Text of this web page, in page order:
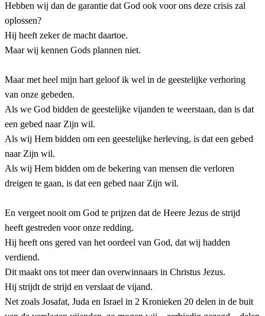
Hebben wij dan de garantie dat God ook voor ons deze crisis zal
oplossen?
Hij heeft zeker de macht daartoe.
Maar wij kennen Gods plannen niet.
Maar met heel mijn hart geloof ik wel in de geestelijke verhoring
van onze gebeden.
Als we God bidden de geestelijke vijanden te weerstaan, dan is dat
een gebed naar Zijn wil.
Als wij Hem bidden om een geestelijke herleving, is dat een gebed
naar Zijn wil.
Als wij Hem bidden om de bekering van mensen die verloren
dreigen te gaan, is dat een gebed naar Zijn wil.
En vergeet nooit om God te prijzen dat de Heere Jezus de strijd
heeft gestreden voor onze redding.
Hij heeft ons gered van het oordeel van God, dat wij hadden
verdiend.
Dit maakt ons tot meer dan overwinnaars in Christus Jezus.
Hij strijdt de strijd en verslaat de vijand.
Net zoals Josafat, Juda en Israel in 2 Kronieken 20 delen in de buit